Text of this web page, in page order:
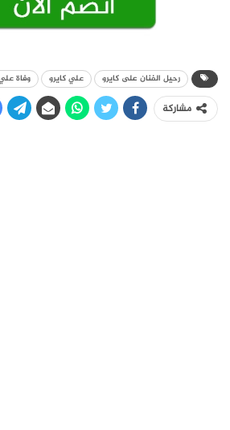
رحيل الفنان على كايرو علي كايرو وفاة
مشاركة